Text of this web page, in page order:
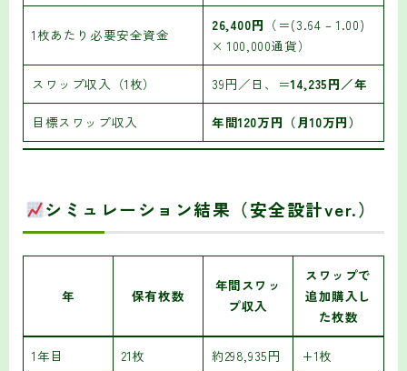
1枚あたり必要安全資金
26,400円 （＝(3.64 – 1.00)
× 100,000通貨）
スワップ収入（1枚） 39円／日、＝14,235円／年
目標スワップ収入 年間120万円（月10万円）
シミュレーション結果（安全設計ver.）
年 保有枚数
年間スワッ
プ収入
スワップで
追加購入し
た枚数
1年目 21枚 約298,935円 +1枚